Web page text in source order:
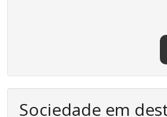
Sociedade em